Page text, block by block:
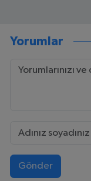
Yorumlar
Gönder